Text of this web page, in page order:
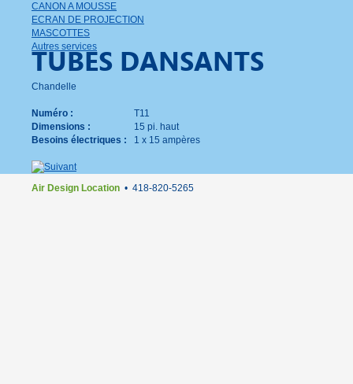
CANON A MOUSSE
ECRAN DE PROJECTION
MASCOTTES
Autres services
TUBES DANSANTS
Chandelle
Numéro :
T11
Dimensions :
15 pi. haut
Besoins électriques :
1 x 15 ampères
Air Design Location • 418-820-5265